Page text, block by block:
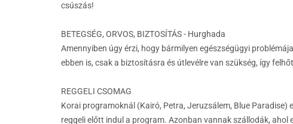
csúszás!
BETEGSÉG, ORVOS, BIZTOSÍTÁS - Hurghada
Amennyiben úgy érzi, hogy bármilyen egészségügyi
ebben is, csak a biztosításra és útlevélre van szükség, így
REGGELI CSOMAG
Korai programoknál (Kairó, Petra, Jeruzsálem, Blue
reggeli előtt indul a program. Azonban vannak szállodák,